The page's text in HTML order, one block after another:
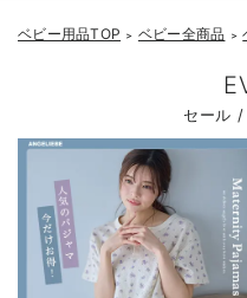
お気に入
ベビー用品TOP ＞ ベビー全商品 ＞
セール /